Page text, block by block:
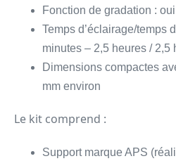
Fonction de gradation :
Temps d’éclairage/temps
minutes – 2,5 heures / 2,5
Dimensions compactes
mm environ
Le kit comprend :
Support marque APS